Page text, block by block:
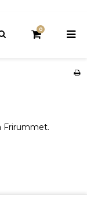
0
Frirummet.